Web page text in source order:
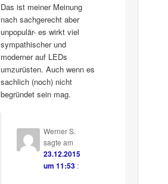
Das ist meiner Meinung
nach sachgerecht aber
unpopulär- es wirkt viel
sympathischer und
moderner auf LEDs
umzurüsten. Auch wenn es
sachlich (noch) nicht
begründet sein mag.
Werner S.
sagte am
23.12.2015
um 11:53 :